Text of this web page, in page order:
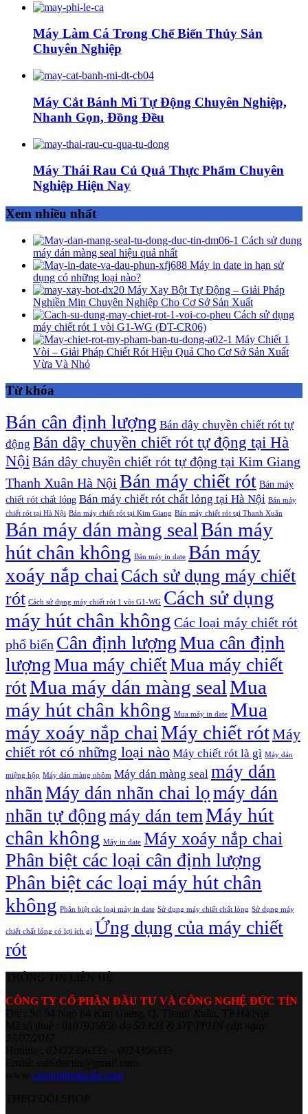
Máy Làm Cá Trong Chế Biến Thủy Sản
Chuyên Nghiệp
Máy Cắt Bánh Mì Tự Động Chuyên Nghiệp,
Nhanh Gọn, Đồng Đều
Máy Thái Rau Củ Quả Thực Phẩm Chuyên
Nghiệp Hiện Nay
Xem nhiều nhất
Cách sử dụng
máy dán màng seal hiệu quả nhất
Máy in date in hạn sử
dụng có những loại nào?
Máy Xay Bột Tự Động – Giải Pháp
Nghiền Mịn Chuyên Nghiệp Cho Cơ Sở Sản Xuất
Cách sử dụng
máy chiết rót 1 vòi G1-WG (ĐT-CR06)
Máy Chiết 1
Vòi – Giải Pháp Chiết Rót Hiệu Quả Cho Cơ Sở Sản Xuất
Vừa Và Nhỏ
Từ khóa
Bán cân định lượng Bán dây chuyền chiết rót tự
động Bán dây chuyền chiết rót tự động tại Hà
Nội Bán dây chuyền chiết rót tự động tại Kim Giang
Thanh Xuân Hà Nội Bán máy chiết rót Bán máy
chiết rót chất lỏng Bán máy chiết rót chất lỏng tại Hà Nội Bán máy
chiết rót tại Hà Nội Bán máy chiết rót tại Kim Giang Bán máy chiết rót tại Thanh Xuân
Bán máy dán màng sealBán máy
hút chân không Bán máy in date Bán máy
xoáy nắp chai Cách sử dụng máy chiết
rót Cách sử dụng máy chiết rót 1 vòi G1-WG Cách sử dụng
máy hút chân không Các loại máy chiết rót
phổ biến Cân định lượngMua cân định
lượngMua máy chiếtMua máy chiết
rótMua máy dán màng sealMua
máy hút chân không Mua máy in date Mua
máy xoáy nắp chaiMáy chiết rótMáy
chiết rót có những loại nào Máy chiết rót là gì Máy dán
miệng hộp Máy dán màng nhôm Máy dán màng seal máy dán
nhãnMáy dán nhãn chai lọmáy dán
nhãn tự độngmáy dán temMáy hút
chân không Máy in date Máy xoáy nắp chai
Phân biệt các loại cân định lượng
Phân biệt các loại máy hút chân
không Phân biệt các loại máy in date Sử dụng máy chiết chất lỏng Sử dụng máy
chiết chất lỏng có lợi ích gì Ứng dụng của máy chiết
rót
CÔNG TY CỔ PHẦN ĐẦU TƯ VÀ CÔNG NGHỆ ĐỨC TÍN
congngheductin.com